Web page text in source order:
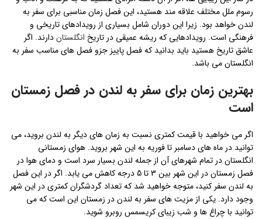
رسوم ملل مختلف علاقه مند هستید، این فصل زمان مناسبی برای سفر به
لندن خواهد بود. زیرا این دوران شامل بسیاری از رویدادهای تاریخی و
فرهنگی است. رویدادهایی که ریشه عمیقی در تاریخ انگلستاندارند. اگر
عاشق تاریخ هستید باید بدانید که فصل پاییز جزو فصل های مناسب سفر به
انگلستان می باشد.
بهترین زمان برای سفر به لندن در فصل زمستان
است
اگر می خواهید با قیمت کمتری نسبت به زمان های دیگر به لندن بروید، می
توانید در ماه های دسامبر تا فوریه به این شهر بروید. هوای زمستانی
انگلستان در تمام شهرهای آن از جمله لندن بسیار سرد است و دمای هوا در
فصل زمستان در این شهر بین 3 تا 5 درجه کاهش می یابد. اگر در این فصل
به لندن سفر کنید، متوجه خواهید شد که تعداد گردشگران کمتری در این شهر
وجود دارد. یکی از مزیت های سفر به لندن در زمستان این است که می
توانید با چراغ ها و شب زیبای کریسمس روبرو شوید.